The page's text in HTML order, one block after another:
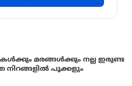
മരങ്ങൾക്കും നല്ല ഇരുണ്ട
നിറങ്ങളിൽ പൂക്കളും